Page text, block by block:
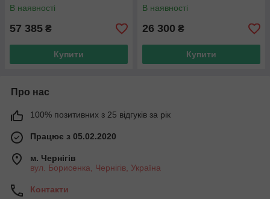
В наявності
57 385 ₴
Купити
В наявності
26 300 ₴
Купити
Про нас
100% позитивних з 25 відгуків за рік
Працює з 05.02.2020
м. Чернігів
вул. Борисенка, Чернігів, Україна
Контакти